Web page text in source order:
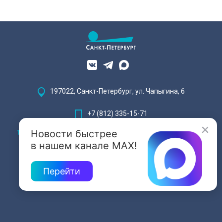
Новости быстрее
в нашем канале MAX!
Перейти
197022, Санкт-Петербург, ул. Чапыгина, 6
+7 (812) 335-15-71
Внимание! Отдельные видеоматериалы, размещенные на настоящем
сайте, могут содержать информацию, предназначенную для лиц,
достигших 18 лет.